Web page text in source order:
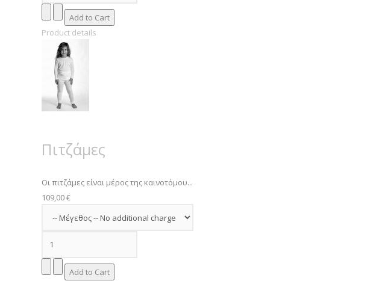
Product details
Πιτζάμες
Οι πιτζάμες είναι μέρος της καινοτόμου...
109,00 €